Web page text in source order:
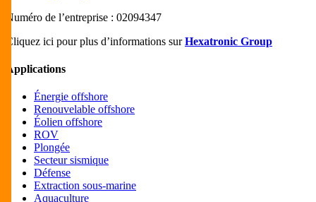
Numéro de l’entreprise : 02094347
Cliquez ici pour plus d’informations surHexatronic Group
Applications
Énergie offshore
Renouvelable offshore
Éolien offshore
ROV
Plongée
Secteur sismique
Défense
Extraction sous-marine
Aquaculture